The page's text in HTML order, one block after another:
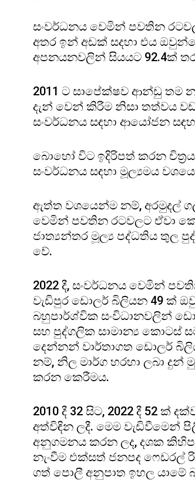
සංවර්ධනය වෙමින් පවතින
අතර ඉන් අඩක් සදහා එය
අපනයනවලින් සියයට 92.4ක්
2011 ට සාපේක්ෂව ආන්ඩු තම
දැන් වෙන් කිරීම නිසා තත්වය
සංවර්ධනය සඳහා ආයෝජන
බොහෝ විට ඉදිරිපත් කරන
සංවර්ධනය සඳහා මූල්‍යමය
ඇත්ත වශයෙන්ම නම්, අරමුදල්
වෙමින් පවතින රටවලට ඒවා
ජාත්‍යන්තර මූල්‍ය පද්ධතිය තුල
වේ.
2022 දී, සංවර්ධනය වෙමින්
වැඩිපුර ඩොලර් බිලියන 49 ක්
බහුපාර්ශ්වික සංවිධානවලින්
සහ පුද්ගලික සාමාන්‍ය කොටස්
දෙන්නන් වාර්තාගත ඩොලර්
නම්, නිල මාර්ග හරහා ලබා දුන්
කරන කෙරීමය.
2010 දී 32 සිට, 2022 දී 52 ක්
අත්විඳින ලදී. මෙම වැඩිවීමෙන්
අනුගමනය කරන ලද, දශක
නැංවීම එක්සත් ජනපද ෆෙඩරල්
ගත් පොලී අනුපාත ඉහල යාමේ